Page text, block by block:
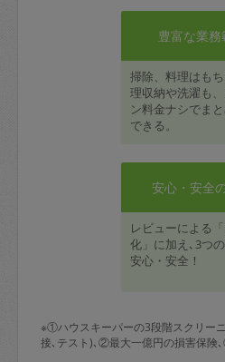
豊富な業務
掃除、料理はも
理収納や洗濯も
ン料金ナシでま
できる。
安心・安全
レビューによる
化」に加え､3つ
安心・安全！
※①ハウスキーパーの3段階スクリー
接､テスト)､②最大一億円の損害保険